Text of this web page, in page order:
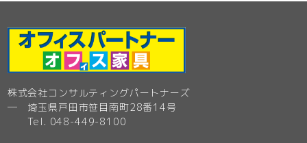
株式会社コンサルティングパートナーズ
─ 埼玉県戸田市笹目南町28番14号
Tel. 048-449-8100